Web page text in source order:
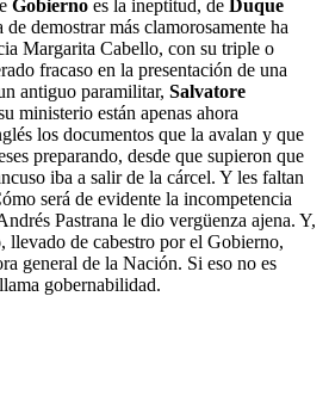
Gobierno es la ineptitud, de Duque
demostrar más clamorosamente ha
Margarita Cabello, con su triple o
fracaso en la presentación de una
antiguo paramilitar, Salvatore
ministerio están apenas ahora
los documentos que la avalan y que
preparando, desde que supieron que
iba a salir de la cárcel. Y les faltan
será de evidente la incompetencia
Pastrana le dio vergüenza ajena. Y,
, llevado de cabestro por el Gobierno,
general de la Nación. Si eso no es
gobernabilidad.